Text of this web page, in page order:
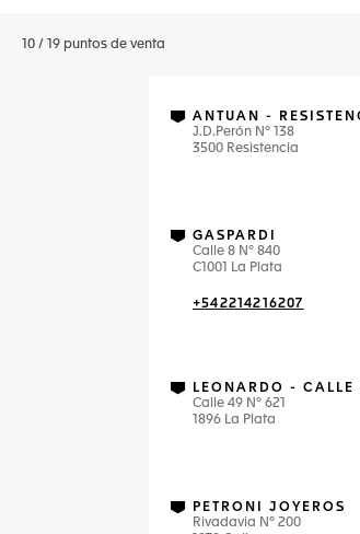
10 / 19 puntos de venta
ANTUAN -
J.D.Perón Nº 138
3500 Resistencia
GASPARDI
Calle 8 N° 840
C1001 La Plata
+542214216207
LEONARDO - CALLE
Calle 49 N° 621
1896 La Plata
PETRONI JOYEROS
Rivadavia Nº 200